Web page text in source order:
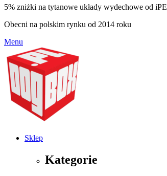
5% zniżki na tytanowe układy wydechowe od iPE
Obecni na polskim rynku od 2014 roku
Menu
Sklep
Kategorie